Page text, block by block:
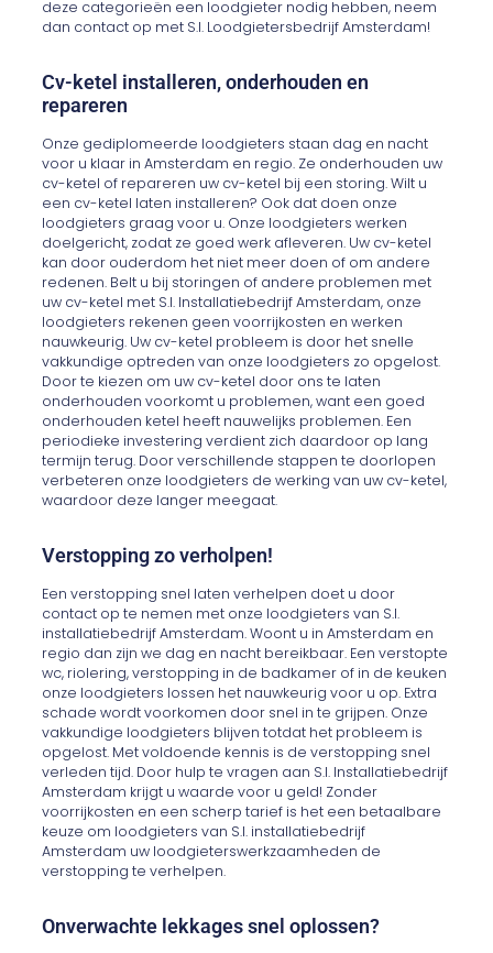
deze categorieën een loodgieter nodig hebben, neem
dan contact op met S.I. Loodgietersbedrijf Amsterdam!
Cv-ketel installeren, onderhouden en
repareren
Onze gediplomeerde loodgieters staan dag en nacht
voor u klaar in Amsterdam en regio. Ze onderhouden uw
cv-ketel of repareren uw cv-ketel bij een storing. Wilt u
een cv-ketel laten installeren? Ook dat doen onze
loodgieters graag voor u. Onze loodgieters werken
doelgericht, zodat ze goed werk afleveren. Uw cv-ketel
kan door ouderdom het niet meer doen of om andere
redenen. Belt u bij storingen of andere problemen met
uw cv-ketel met S.I. Installatiebedrijf Amsterdam, onze
loodgieters rekenen geen voorrijkosten en werken
nauwkeurig. Uw cv-ketel probleem is door het snelle
vakkundige optreden van onze loodgieters zo opgelost.
Door te kiezen om uw cv-ketel door ons te laten
onderhouden voorkomt u problemen, want een goed
onderhouden ketel heeft nauwelijks problemen. Een
periodieke investering verdient zich daardoor op lang
termijn terug. Door verschillende stappen te doorlopen
verbeteren onze loodgieters de werking van uw cv-ketel,
waardoor deze langer meegaat.
Verstopping zo verholpen!
Een verstopping snel laten verhelpen doet u door
contact op te nemen met onze loodgieters van S.I.
installatiebedrijf Amsterdam. Woont u in Amsterdam en
regio dan zijn we dag en nacht bereikbaar. Een verstopte
wc, riolering, verstopping in de badkamer of in de keuken
onze loodgieters lossen het nauwkeurig voor u op. Extra
schade wordt voorkomen door snel in te grijpen. Onze
vakkundige loodgieters blijven totdat het probleem is
opgelost. Met voldoende kennis is de verstopping snel
verleden tijd. Door hulp te vragen aan S.I. Installatiebedrijf
Amsterdam krijgt u waarde voor u geld! Zonder
voorrijkosten en een scherp tarief is het een betaalbare
keuze om loodgieters van S.I. installatiebedrijf
Amsterdam uw loodgieterswerkzaamheden de
verstopping te verhelpen.
Onverwachte lekkages snel oplossen?